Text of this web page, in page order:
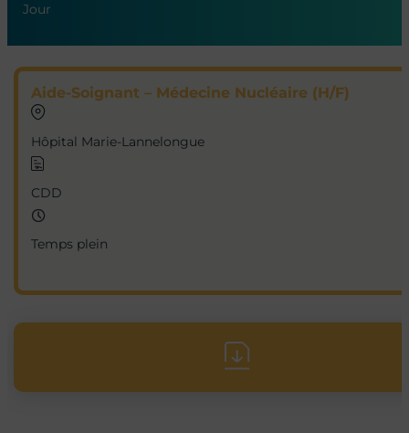
Jour
Aide-Soignant – Médecine Nucléaire (H/F)
Hôpital Marie-Lannelongue
CDD
Temps plein